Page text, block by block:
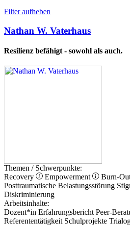
Filter aufheben
Nathan W. Vaterhaus
Resilienz befähigt - sowohl als auch.
Themen / Schwerpunkte:
Recovery
Empowerment Burn-
Posttraumatische Belastungsstörung
Diskriminierung
Arbeitsinhalte:
Dozent*in Erfahrungsbericht Peer-
Referententätigkeit Schulprojekte